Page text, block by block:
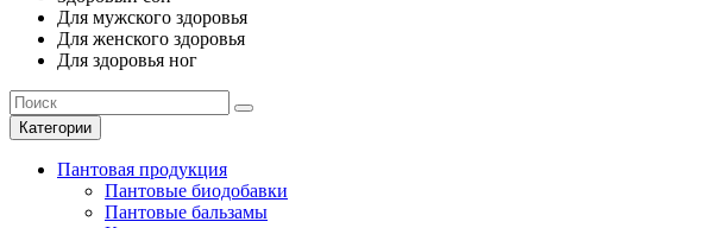
Для мужского здоровья
Для женского здоровья
Для здоровья ног
Категории
Пантовая продукция
Пантовые биодобавки
Пантовые бальзамы